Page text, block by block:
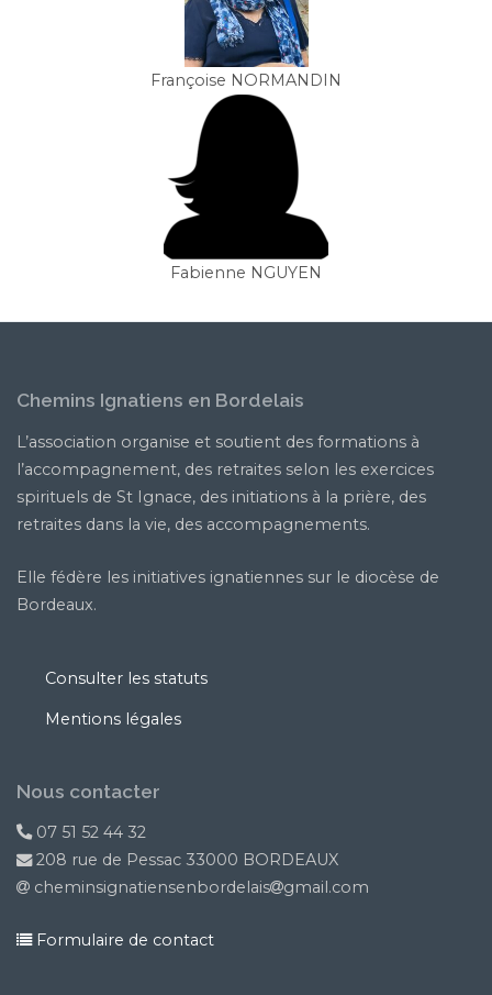
Françoise NORMANDIN
Fabienne NGUYEN
Chemins Ignatiens en Bordelais
L’association organise et soutient des formations à
l’accompagnement, des retraites selon les exercices
spirituels de St Ignace, des initiations à la prière, des
retraites dans la vie, des accompagnements.
Elle fédère les initiatives ignatiennes sur le diocèse de
Bordeaux.
Consulter les statuts
Mentions légales
Nous contacter
07 51 52 44 32
208 rue de Pessac 33000 BORDEAUX
cheminsignatiensenbordelais
gmail.com
Formulaire de contact